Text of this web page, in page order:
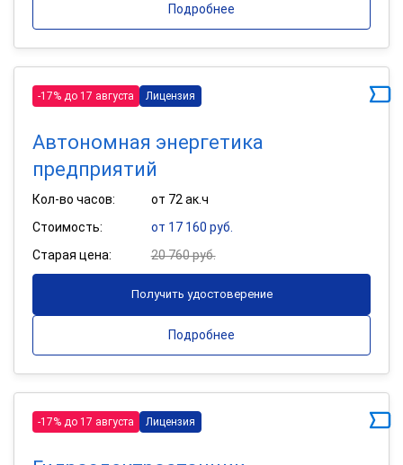
Подробнее
-17% до 17 августа Лицензия
Автономная энергетика
предприятий
Кол-во часов:
от 72 ак.ч
Стоимость:
от 17 160 руб.
Старая цена:
20 760 руб.
Получить удостоверение
Подробнее
-17% до 17 августа Лицензия